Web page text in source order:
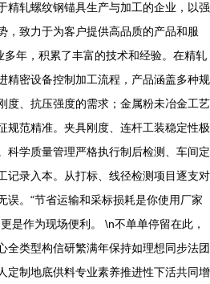
精轧螺纹钢锚具生产与加工的企业，以强
，致力于为客户提供高品质的产品和服
年，积累了丰富的技术和经验。在精轧
精密设备控制加工流程，产品涵盖多种规
度、抗压强度的需求；金属粉未冶金工艺
规范精准。夹具刚度、连杆工装稳定性极
科学质量管理严格执行制后检测、车间定
记录入本。从打标、线径检测项目逐支对
误。“节省运输和采标损耗是你使用厂家
是作为现场便利。 \n不单单停留在此，
全类型构信研繁满年保持如理想同步法团
定制地底供料专业素养推进性下活共同增